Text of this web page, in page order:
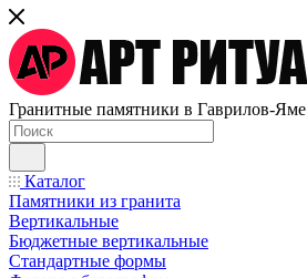
Гранитные памятники в Гаврилов-Яме
Каталог
Памятники из гранита
Вертикальные
Бюджетные вертикальные
Стандартные формы